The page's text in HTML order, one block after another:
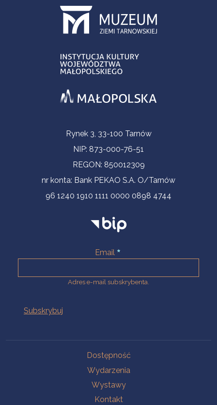
Informacje kontaktoweRynek 3, 33-100 Tarnów
NIP: 873-000-76-51
REGON: 850012309
nr konta: Bank PEKAO S.A. O/Tarnów
96 1240 1910 1111 0000 0898 4744
Email
Adres e-mail subskrybenta.
Dostępność
Wydarzenia
Wystawy
Kontakt